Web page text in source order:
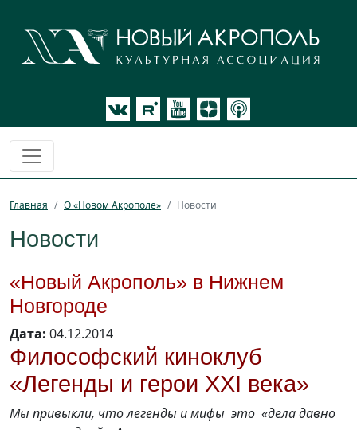
Главная О «Новом Акрополе» Новости
Новости
«Новый Акрополь» в Нижнем
Новгороде
Дата: 04.12.2014
Философский киноклуб
«Легенды и герои XXI века»
Мы привыкли, что легенды и мифы это «дела давно